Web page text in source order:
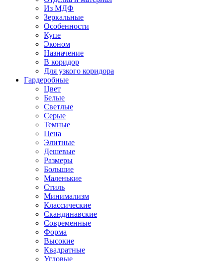
Из МДФ
Зеркальные
Особенности
Купе
Эконом
Назначение
В коридор
Для узкого коридора
Гардеробные
Цвет
Белые
Светлые
Серые
Темные
Цена
Элитные
Дешевые
Размеры
Большие
Маленькие
Стиль
Минимализм
Классические
Скандинавские
Современные
Форма
Высокие
Квадратные
Угловые